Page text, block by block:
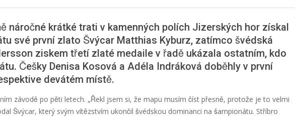
náročné krátké trati v kamenných polích Jizerských hor získal
své první zlato Švýcar Matthias Kyburz, zatímco švédská
ziskem třetí zlaté medaile v řadě ukázala ostatním, kdo
Češky Denisa Kosová a Adéla Indráková doběhly v první
devátém místě.
závodě po pěti letech. „Řekl jsem si, že mapu musím číst přesně, protože je to velmi
Švýcar, který svým vítězstvím ukončil švédskou dominanci na šampionátu. Stříbro